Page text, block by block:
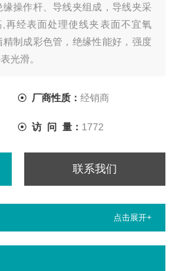
操作杆、导线夹组成，导线夹采
再经表面处理使线夹表面不宜氧
制成彩色管，绝缘性能好，强度
光滑。
厂商性质： 经销商
访 问 量： 1772
联系我们
点击展开+